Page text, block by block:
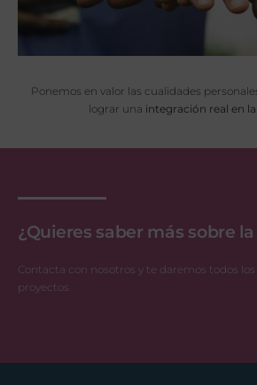
Ponemos en valor las cualidades
lograr una integración real en
¿Quieres saber más sobre
Contacta con nosotros y te daremos todos
proyectos